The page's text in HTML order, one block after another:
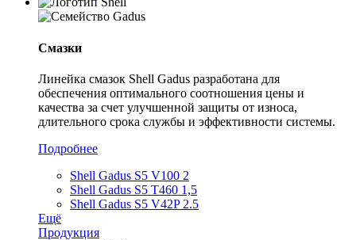
Смазки
Линейка смазок Shell Gadus разработана для
обеспечения оптимального соотношения цены и
качества за счет улучшенной защиты от износа,
длительного срока службы и эффективности системы.
Подробнее
Shell Gadus S5 V100 2
Shell Gadus S5 T460 1,5
Shell Gadus S5 V42P 2.5
Ещё
Продукция